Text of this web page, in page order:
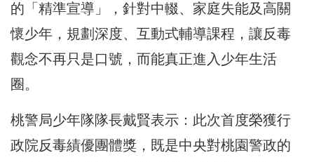
的「精準宣導」，針對中輟、家庭失能及高關
懷少年，規劃深度、互動式輔導課程，讓反毒
觀念不再只是口號，而能真正進入少年生活
圈。
桃警局少年隊隊長戴賢表示：此次首度榮獲行
政院反毒績優團體獎，既是中央對桃園警政的